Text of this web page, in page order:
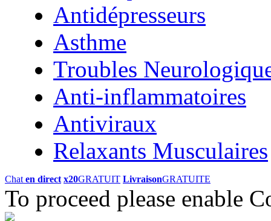
Antidépresseurs
Asthme
Troubles
Anti-inflammatoires
Antiviraux
Relaxants Musculaires
Chat en direct x20GRATUIT LivraisonGRATUITE
To proceed please enable